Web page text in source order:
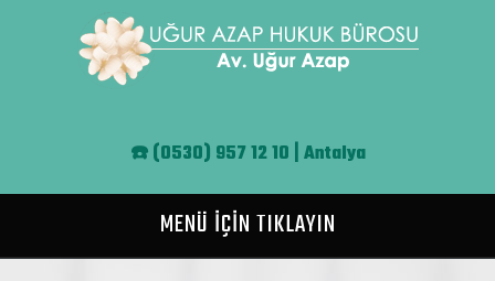
☎️(0530) 957 12 10 | Antalya
MENÜ İÇİN TIKLAYIN